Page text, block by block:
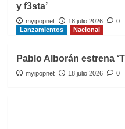
y f3sta’
myipopnet 18 julio 2026
0
Lanzamientos
Nacional
Pablo Alborán estrena
myipopnet 18 julio 2026 0